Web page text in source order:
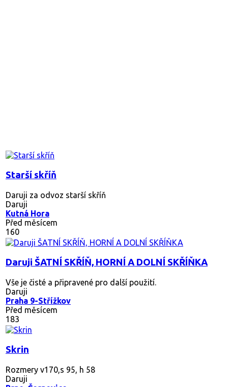
Starší skříň
Daruji za odvoz starší skříň
Daruji
Kutná Hora
Před měsícem
160
Daruji ŠATNÍ SKŘÍŇ, HORNÍ A DOLNÍ SKŘÍŇKA
Vše je čisté a připravené pro další použití.
Daruji
Praha 9-Střížkov
Před měsícem
183
Skrin
Rozmery v170,s 95, h 58
Daruji